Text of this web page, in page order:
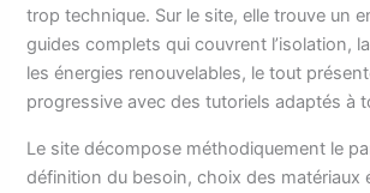
trop technique. Sur le site, elle trouve un
guides complets qui couvrent l’isolation,
les énergies renouvelables, le tout
progressive avec des tutoriels adaptés à
Le site décompose méthodiquement le
définition du besoin, choix des matériaux